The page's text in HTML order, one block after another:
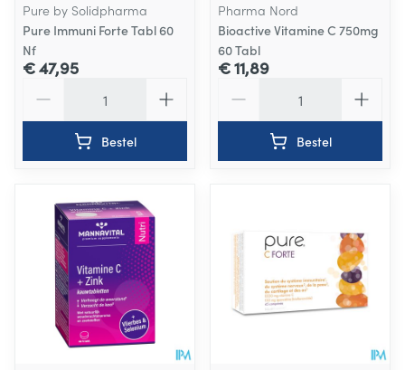
Pure by Solidpharma
Pure Immuni Forte Tabl 60
Nf
€ 47,95
Bestel
Pharma Nord
Bioactive Vitamine C 750mg
60 Tabl
€ 11,89
Bestel